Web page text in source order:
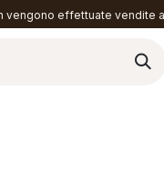
vengono effettuate vendite